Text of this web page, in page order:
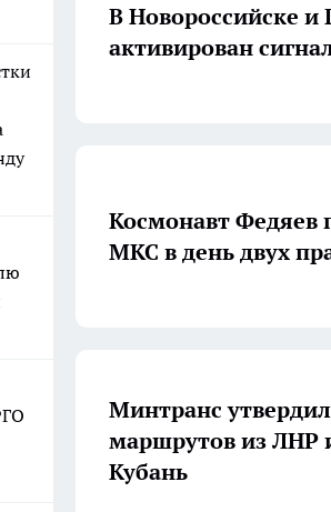
В Новороссийске и
активирован
Космонавт Федяев
МКС в день двух
Минтранс
маршрутов из ЛНР
Кубань